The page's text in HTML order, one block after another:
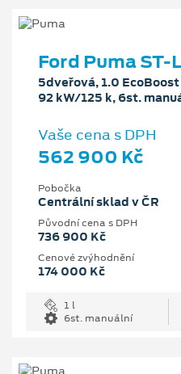
Ford Puma ST-
5dveřová, 1.0
92 kW/125 k, 6st.
Vaše cena s DPH
562 900 Kč
Pobočka
Centrální sklad v ČR
Původní cena s DPH
736 900 Kč
Cenové zvýhodnění
174 000 Kč
1 l
6st. manuální